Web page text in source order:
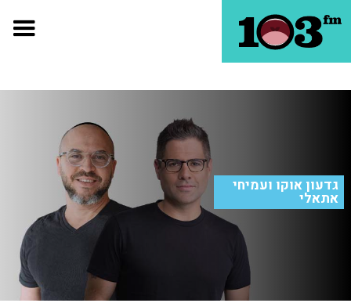
גדעון אוקו ועמיחי
אתאלי